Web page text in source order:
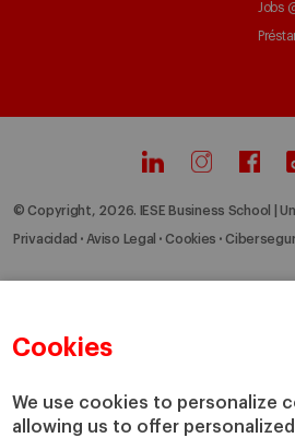
Cookies
We use cookies to personalize
allowing us to offer
Jobs
© Copyright, 2026. IESE Business School |
Privacidad Aviso Legal Cookies